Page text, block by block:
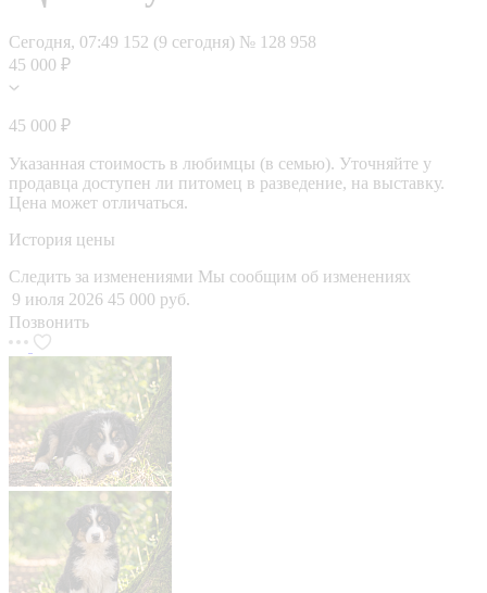
Сегодня, 07:49 152 (9 сегодня) № 128 958
45 000 ₽
45 000 ₽
Указанная стоимость в любимцы (в семью). Уточняйте у
продавца доступен ли питомец в разведение, на выставку.
Цена может отличаться.
История цены
Следить за изменениями Мы сообщим об изменениях
9 июля 2026 45 000 руб.
Позвонить